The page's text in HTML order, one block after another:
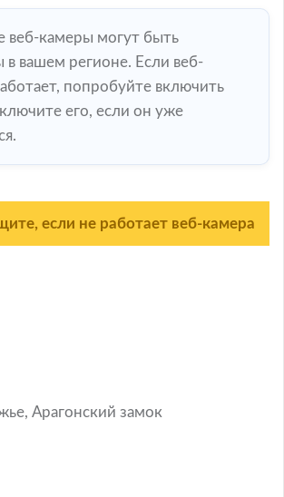
веб-камеры могут быть
в вашем регионе. Если веб-
попробуйте включить
его, если он уже
если не работает веб-камера
Арагонский замок